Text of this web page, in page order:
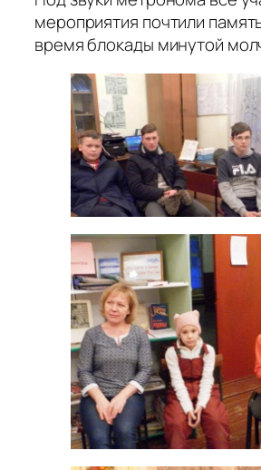
мероприятия почтили
время блокады минутой